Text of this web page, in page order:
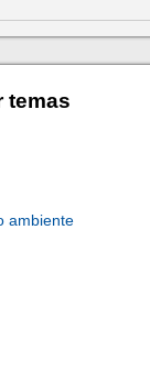
temas
ambiente